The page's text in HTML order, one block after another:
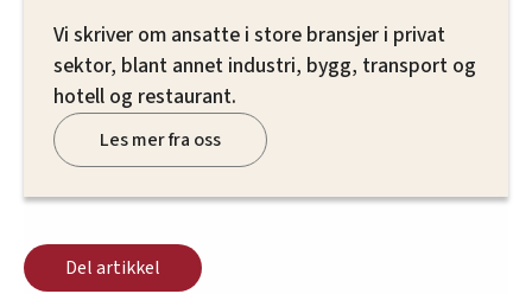
Vi skriver om ansatte i store bransjer i privat
sektor, blant annet industri, bygg, transport og
hotell og restaurant.
Les mer fra oss
Del artikkel